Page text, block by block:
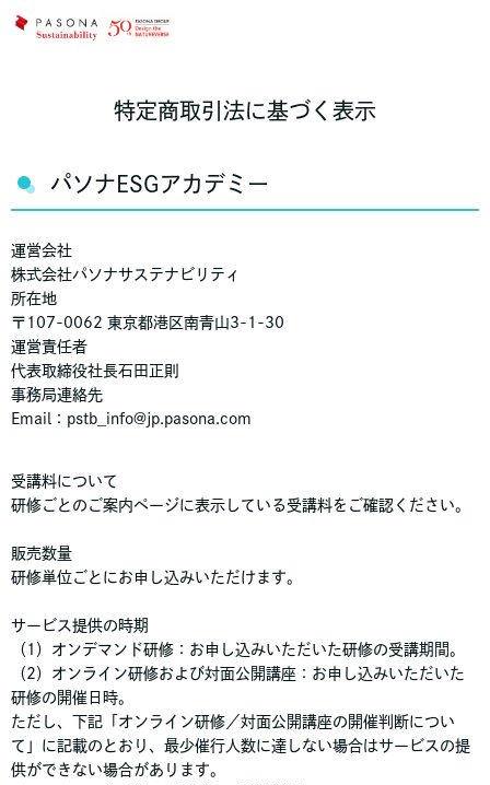
特定商取引法に基づく表示
パソナESGアカデミー
運営会社
株式会社パソナサステナビリティ
所在地
〒107-0062 東京都港区南青山3-1-30
運営責任者
代表取締役社長石田正則
事務局連絡先
Email：pstb_info@jp.pasona.com
受講料について
研修ごとのご案内ページに表示している受講料をご確認ください。
販売数量
研修単位ごとにお申し込みいただけます。
サービス提供の時期
（1）オンデマンド研修：お申し込みいただいた研修の受講期間。
（2）オンライン研修および対面公開講座：お申し込みいただいた
研修の開催日時。
ただし、下記「オンライン研修／対面公開講座の開催判断につい
て」に記載のとおり、最少催行人数に達しない場合はサービスの提
供ができない場合があります。